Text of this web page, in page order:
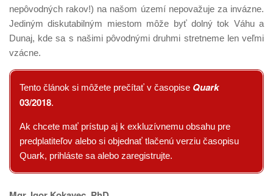
nepôvodných rakov!) na našom území nepovažuje za invázne.
Jediným diskutabilným miestom môže byť dolný tok Váhu a
Dunaj, kde sa s našimi pôvodnými druhmi stretneme len veľmi
vzácne.
Tento článok si môžete prečítať v časopise Quark
03/2018.
Ak chcete mať prístup aj k exkluzívnemu obsahu pre
predplatiteľov alebo si objednať tlačenú verziu časopisu
Quark, prihláste sa alebo zaregistrujte.